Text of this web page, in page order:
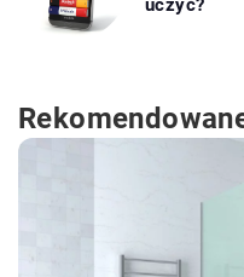
uczyć?